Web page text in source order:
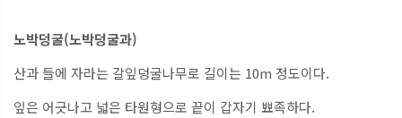
노박덩굴(노박덩굴과)
산과 들에 자라는 갈잎덩굴나무로 길이는 10m 정도이다.
잎은 어긋나고 넓은 타원형으로 끝이 갑자기 뾰족하다.